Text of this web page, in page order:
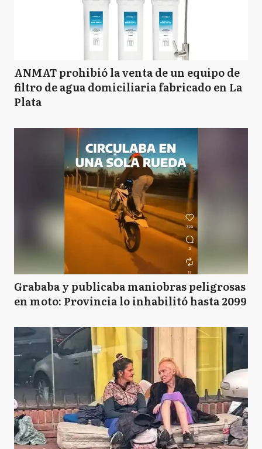
ANMAT prohibió la venta de un equipo de
filtro de agua domiciliaria fabricado en La
Plata
Grababa y publicaba maniobras peligrosas
en moto: Provincia lo inhabilitó hasta 2099